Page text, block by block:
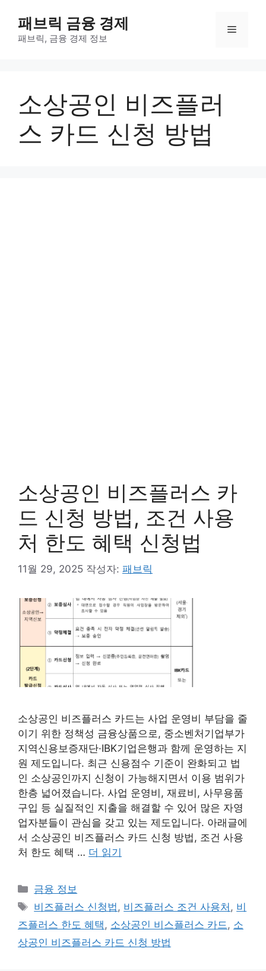
패브릭 금융 경제
패브릭, 금융 경제 정보
메
소상공인 비즈플러
스 카드 신청 방법
소상공인 비즈플러스 카
드 신청 방법, 조건 사용
처 한도 혜택 신청법
11월 29, 2025 작성자: 패브릭
소상공인 비즈플러스 카드는 사업 운영비 부담을 줄
이기 위한 정책성 금융상품으로, 중소벤처기업부가
지역신용보증재단·IBK기업은행과 함께 운영하는 지
원 제도입니다. 최근 신용점수 기준이 완화되고 법
인 소상공인까지 신청이 가능해지면서 이용 범위가
한층 넓어졌습니다. 사업 운영비, 재료비, 사무용품
구입 등 실질적인 지출을 해결할 수 있어 많은 자영
업자분들이 관심을 갖고 있는 제도입니다. 아래글에
서 소상공인 비즈플러스 카드 신청 방법, 조건 사용
처 한도 혜택 … 더 읽기
카
테
고
리
금융 정보
태
그
비즈플러스 신청법 , 비즈플러스 조건 사용처 , 비
즈플러스 한도 혜택 , 소상공인 비스플러스 카드 , 소
상공인 비즈플러스 카드 신청 방법